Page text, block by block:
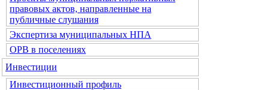
правовых актов, направленные на
публичные слушания
Экспертиза муниципальных НПА
ОРВ в поселениях
Инвестиции
Инвестиционный профиль